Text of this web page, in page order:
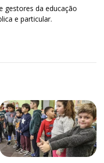
gestores da educação
e particular.